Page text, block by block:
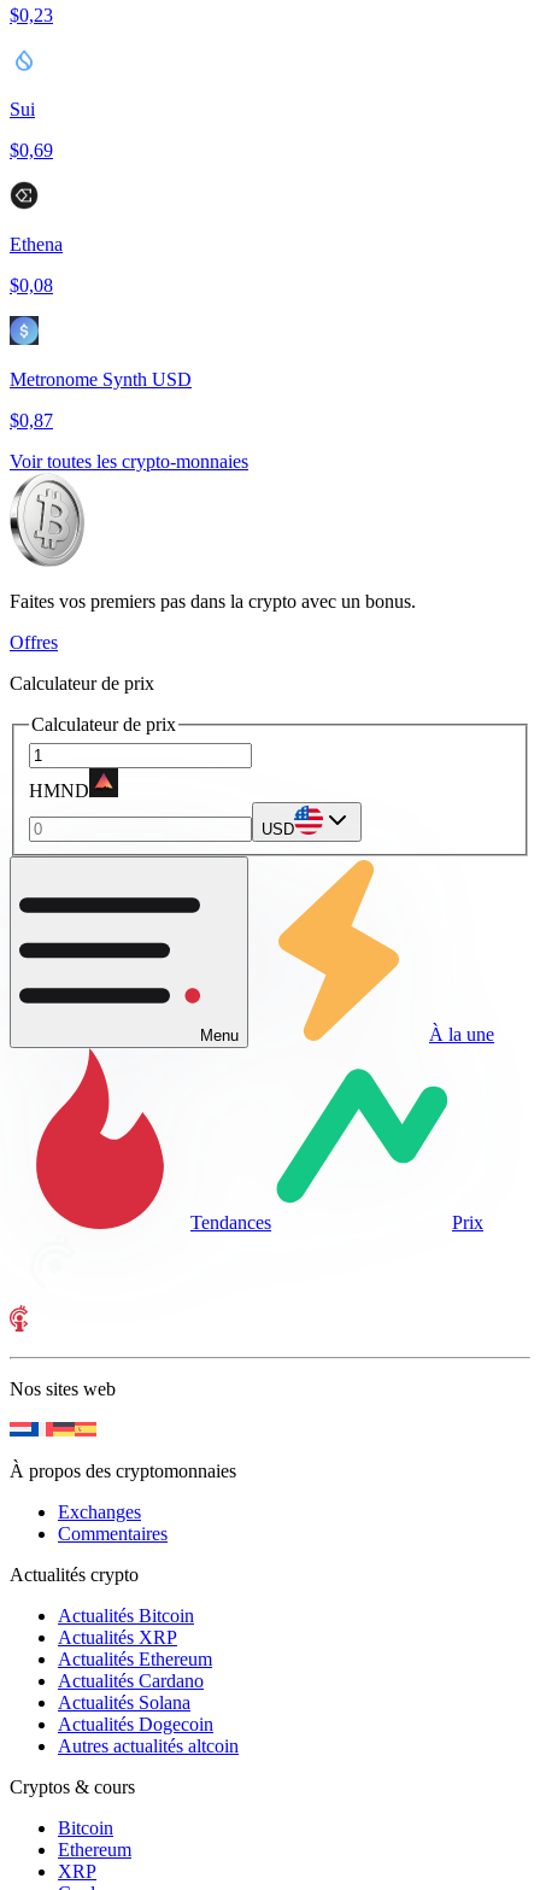
$0,23
Sui
$0,69
Ethena
$0,08
Metronome Synth USD
$0,87
Voir toutes les crypto-monnaies
Faites vos premiers pas dans la crypto avec un bonus.
Offres
Calculateur de prix
Calculateur de prix
HMND
USD
Menu À la une
Tendances Prix
Nos sites web
À propos des cryptomonnaies
Exchanges
Commentaires
Actualités crypto
Actualités Bitcoin
Actualités XRP
Actualités Ethereum
Actualités Cardano
Actualités Solana
Actualités Dogecoin
Autres actualités altcoin
Cryptos & cours
Bitcoin
Ethereum
XRP